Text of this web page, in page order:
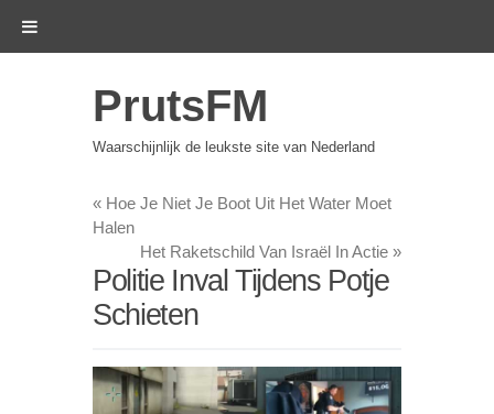
PrutsFM
Waarschijnlijk de leukste site van Nederland
« Hoe Je Niet Je Boot Uit Het Water Moet
Halen
Het Raketschild Van Israël In Actie »
Politie Inval Tijdens Potje
Schieten